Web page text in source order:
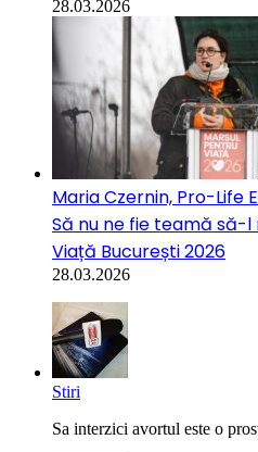
28.03.2026
Maria Czernin, Pro-Life
Să nu ne fie teamă să-
Viață București 2026
28.03.2026
Stiri
Sa interzici avortul este o